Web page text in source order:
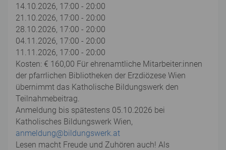
14.10.2026, 17:00 - 20:00
21.10.2026, 17:00 - 20:00
28.10.2026, 17:00 - 20:00
04.11.2026, 17:00 - 20:00
11.11.2026, 17:00 - 20:00
Kosten: € 160,00 Für ehrenamtliche Mitarbeiter:innen
der pfarrlichen Bibliotheken der Erzdiözese Wien
übernimmt das Katholische Bildungswerk den
Teilnahmebeitrag.
Anmeldung bis spätestens 05.10.2026 bei
Katholisches Bildungswerk Wien,
anmeldung@bildungswerk.at
Lesen macht Freude und Zuhören auch! Als